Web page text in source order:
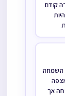
קודם
השמחה
אך